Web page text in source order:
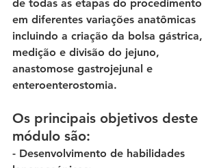
de todas as etapas do procedimento
em diferentes variações anatômicas
incluindo a criação da bolsa gástrica,
medição e divisão do jejuno,
anastomose gastrojejunal e
enteroenterostomia.
Os principais objetivos deste
módulo são:
- Desenvolvimento de habilidades